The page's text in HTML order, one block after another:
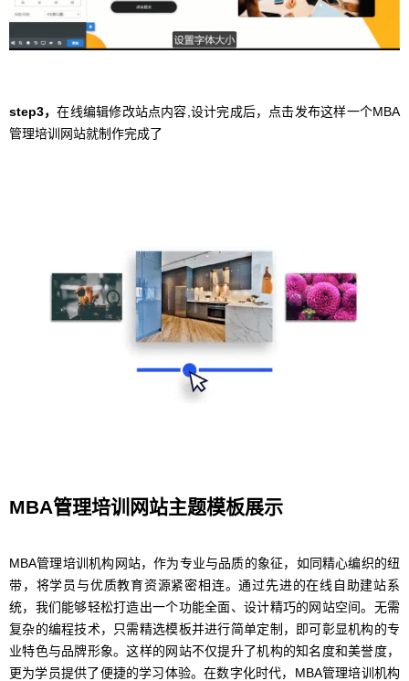
step3，在线编辑修改站点内容,设计完成后，点击发布这样一个MBA
管理培训网站就制作完成了
MBA管理培训网站主题模板展示
MBA管理培训机构网站，作为专业与品质的象征，如同精心编织的纽
带，将学员与优质教育资源紧密相连。通过先进的在线自助建站系
统，我们能够轻松打造出一个功能全面、设计精巧的网站空间。无需
复杂的编程技术，只需精选模板并进行简单定制，即可彰显机构的专
业特色与品牌形象。这样的网站不仅提升了机构的知名度和美誉度，
更为学员提供了便捷的学习体验。在数字化时代，MBA管理培训机构